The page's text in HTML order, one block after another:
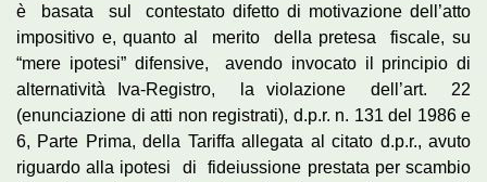
è basata sul contestato difetto di motivazione dell’atto
impositivo e, quanto al merito della pretesa fiscale, su
“mere ipotesi” difensive, avendo invocato il principio di
alternatività Iva-Registro, la violazione dell’art. 22
(enunciazione di atti non registrati), d.p.r. n. 131 del 1986 e
6, Parte Prima, della Tariffa allegata al citato d.p.r., avuto
riguardo alla ipotesi di fideiussione prestata per scambio